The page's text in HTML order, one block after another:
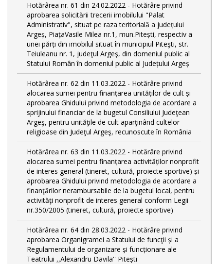
Hotărârea nr. 61 din 24.02.2022 - Hotărâre privind
aprobarea solicitării trecerii imobilului "Palat
Administrativ", situat pe raza teritorială a județului
Argeș, PiațaVasile Milea nr.1, mun.Pitești, respectiv a
unei părți din imobilul situat în municipiul Piteşti, str.
Teiuleanu nr. 1, judeţul Argeş, din domeniul public al
Statului Român în domeniul public al Județului Argeș
Hotărârea nr. 62 din 11.03.2022 - Hotărâre privind
alocarea sumei pentru finanțarea unităților de cult și
aprobarea Ghidului privind metodologia de acordare a
sprijinului financiar de la bugetul Consiliului Judeţean
Argeş, pentru unităţile de cult aparţinând cultelor
religioase din Judeţul Argeş, recunoscute în România
Hotărârea nr. 63 din 11.03.2022 - Hotărâre privind
alocarea sumei pentru finanțarea activităților nonprofit
de interes general (tineret, cultură, proiecte sportive) și
aprobarea Ghidului privind metodologia de acordare a
finanţărilor nerambursabile de la bugetul local, pentru
activităţi nonprofit de interes general conform Legii
nr.350/2005 (tineret, cultură, proiecte sportive)
Hotărârea nr. 64 din 28.03.2022 - Hotărâre privind
aprobarea Organigramei a Statului de funcţii și a
Regulamentului de organizare și funcționare ale
Teatrului ,,Alexandru Davila'' Pitești